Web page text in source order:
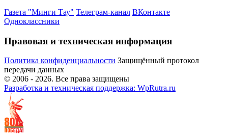
Газета "Минги Тау" Телеграм-канал ВКонтакте
Одноклассники
Правовая и техническая информация
Политика конфиденциальности Защищённый протокол
передачи данных
© 2006 - 2026. Все права защищены
Разработка и техническая поддержка: WpRutra.ru